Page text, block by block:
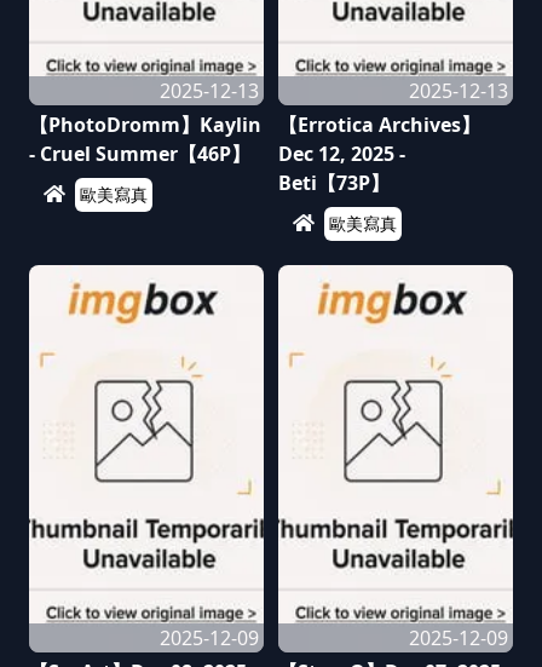
2025-12-13
【PhotoDromm】Kaylin
- Cruel Summer【46P】
歐美寫真
2025-12-13
【Errotica Archives】
Dec 12, 2025 -
Beti【73P】
歐美寫真
2025-12-09
2025-12-09